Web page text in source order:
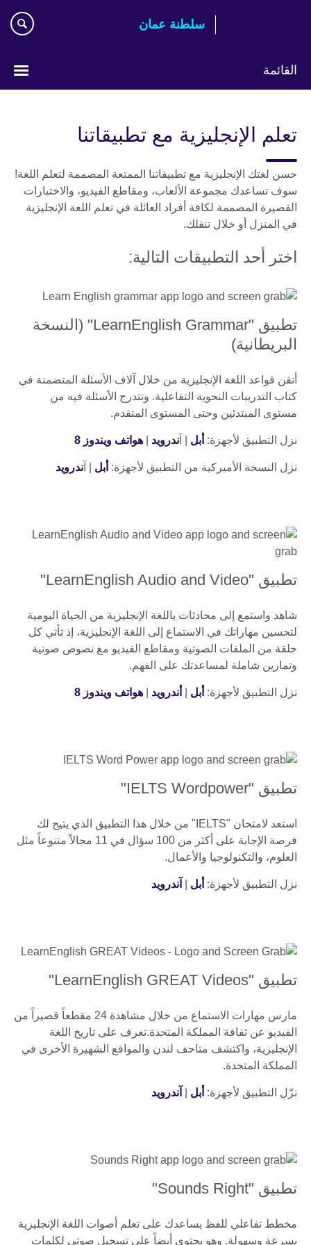
سلطنة عمان
القائمة
تعلم الإنجليزية مع تطبيقاتنا
حسن لغتك الإنجليزية مع تطبيقاتنا الممتعة المصممة لتعلم اللغة!
سوف تساعدك مجموعة الألعاب، ومقاطع الفيديو، والاختبارات
القصيرة المصممة لكافة أفراد العائلة في تعلم اللغة الإنجليزية
في المنزل أو خلال تنقلك.
اختر أحد التطبيقات التالية:
تطبيق "LearnEnglish Grammar" (النسخة
البريطانية)
أتقن قواعد اللغة الإنجليزية من خلال آلاف الأسئلة المتضمنة في
كتاب التدريبات النحوية التفاعلية. وتتدرج الأسئلة فيه من
مستوى المبتدئين وحتى المستوى المتقدم.
نزل التطبيق لأجهزة: أبل ندرويد هواتف ويندوز 8
نزل النسخة الأميركية من التطبيق لأجهزة: أبل ندرويد
تطبيق "LearnEnglish Audio and Video"
شاهد واستمع إلى محادثات باللغة الإنجليزية من الحياة اليومية
لتحسين مهاراتك في الاستماع إلى اللغة الإنجليزية، إذ تأتي كل
حلقة من الملفات الصوتية ومقاطع الفيديو مع نصوص صوتية
وتمارين شاملة لمساعدتك على الفهم.
نزل التطبيق لأجهزة: أبل أندرويد هواتف ويندوز 8
تطبيق "IELTS Wordpower"
استعد لامتحان "IELTS" من خلال هذا التطبيق الذي يتيح لك
فرصة الإجابة على أكثر من 100 سؤال في 11 مجالاً متنوعاً مثل
العلوم، والتكنولوجيا والأعمال.
نزل التطبيق لأجهزة: أبل آندرويد
تطبيق "LearnEnglish GREAT Videos"
مارس مهارات الاستماع من خلال مشاهدة 24 مقطعاً قصيراً من
الفيديو عن ثقافة المملكة المتحدة.تعرف على تاريخ اللغة
الإنجليزية، واكتشف متاحف لندن والمواقع الشهيرة الأخرى في
المملكة المتحدة.
نزّل التطبيق لأجهزة: أبل آندرويد
تطبيق "Sounds Right"
مخطط تفاعلي للفظ يساعدك على تعلم أصوات اللغة الإنجليزية
بسرعة وسهولة. وهو يحتوي أيضاً على تسجيل صوتي لكلمات